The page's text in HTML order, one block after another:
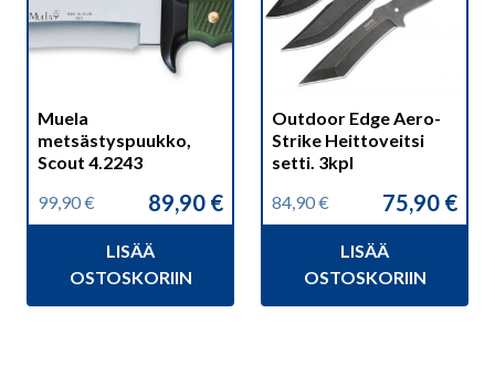
Muela
metsästyspuukko,
Scout 4.2243
99,90€
Alkuperäinen
hinta
99,90 €.
89,90 €
Nykyinen
hinta
89,90 €.
LISÄÄ
OSTOSKORIIN
Outdoor Edge Aero-
Strike Heittoveitsi
setti. 3kpl
84,90€
Alkuperäinen
hinta
84,90 €.
75,90 €
Nykyinen
hinta
75,90 €.
LISÄÄ
OSTOSKORIIN